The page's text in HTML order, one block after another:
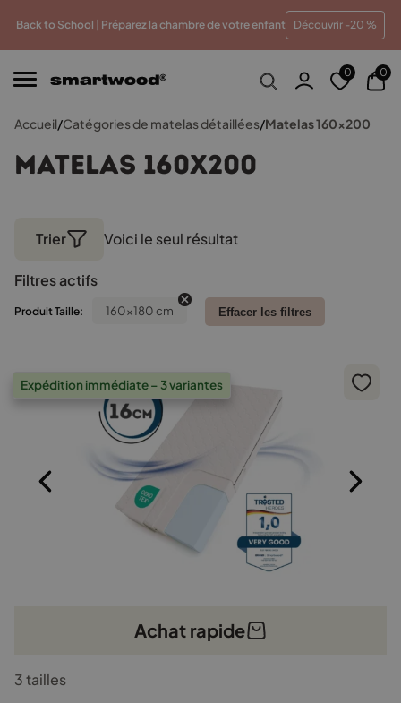
Back to School | Préparez la chambre de votre enfant Découvrir -20 %
meilleur prix Paiements en plusieurs fois sans frais
0 0
Accueil/Catégories de matelas détaillées/Matelas 160x200
Matelas 160x200
Trier Voici le seul résultat
Filtres actifs
Produit Taille: 160x180 cm Effacer les filtres
Expédition immédiate – 3 variantes
Achat rapide
produit
3 tailles